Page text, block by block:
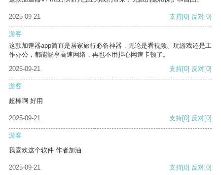
2025-09-21 支持[0] 反对[0]
游客
这款加速器app简直是居家旅行必备神器，无论是看视频、玩游戏还是工
作办公，都能畅享高速网络，再也不用担心网速卡顿了。
2025-09-21
支持[0] 反对[0]
游客
超棒啊 好用
2025-09-21 支持[0] 反对[0]
游客
我喜欢这个软件 作者加油
2025-09-21 支持[0] 反对[0]